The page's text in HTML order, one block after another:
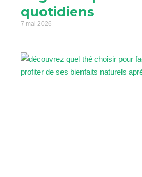
quotidiens
7 mai 2026